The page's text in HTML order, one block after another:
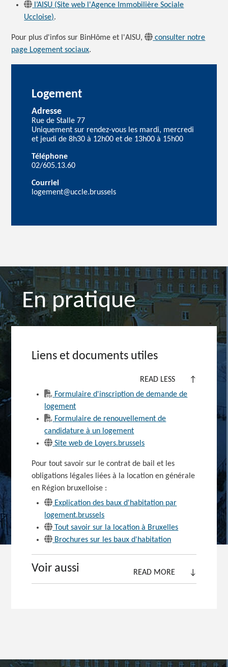
l’AISU (Site web l'Agence Immobilière Sociale
Uccloise).
Pour plus d'infos sur BinHôme et l'AISU,
consulter notre
page Logement sociaux.
Logement
Adresse
Rue de Stalle 77
Uniquement sur rendez-vous les mardi, mercredi
et jeudi de 8h30 à 12h00 et de 13h00 à 15h00
Téléphone
02/605.13.60
Courriel
logement@uccle.brussels
En pratique
Liens et documents utiles
READ LESS
↑
Formulaire d'inscription de demande de
logement
Formulaire de renouvellement de
candidature à un logement
Site web de Loyers.brussels
Pour tout savoir sur le contrat de bail et les
obligations légales liées à la location en générale
en Région bruxelloise :
Explication des baux d'habitation par
logement.brussels
Tout savoir sur la location à Bruxelles
Brochures sur les baux d'habitation
Voir aussi READ MORE ↓